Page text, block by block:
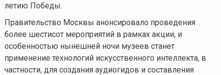
летию Победы.
Правительство Москвы анонсировало проведения
более шестисот мероприятий в рамках акции, и
особенностью нынешней ночи музеев станет
применение технологий искусственного интеллекта, в
частности, для создания аудиогидов и составления